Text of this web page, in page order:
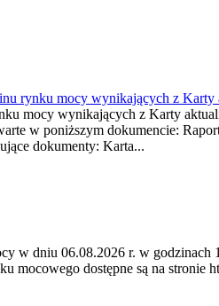
rynku mocy wynikających z
mocy wynikających z Karty
w poniższym dokumencie:
dokumenty: Karta...
w dniu 06.08.2026 r. w
dostępne są na